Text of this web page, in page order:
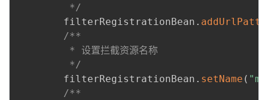
         */
        filterRegistrationBean
.
/**
         * 设置拦截资源名称
         */
        filterRegistrationBean
. setName (
/**